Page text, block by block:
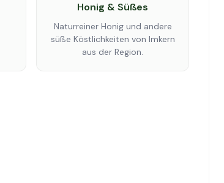
Honig & Süßes
Naturreiner Honig und andere
süße Köstlichkeiten von Imkern
aus der Region.